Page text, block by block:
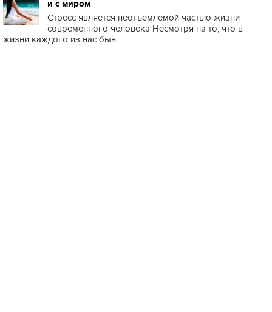
и с миром
Стресс является неотъемлемой частью жизни
современного человека Несмотря на то, что в
жизни каждого из нас быв...